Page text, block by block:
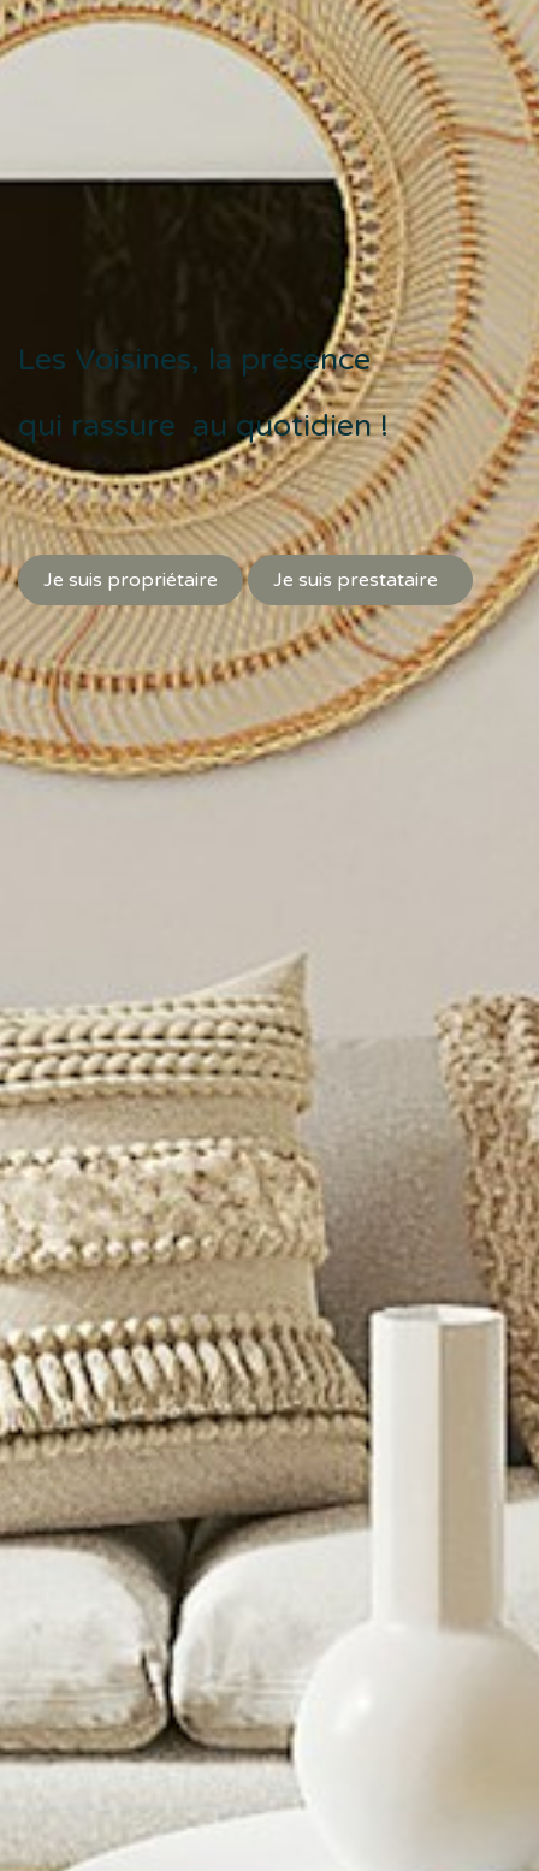
Les Voisines, la présence
qui rassure au quotidien !
Je suis propriétaire Je suis prestataire